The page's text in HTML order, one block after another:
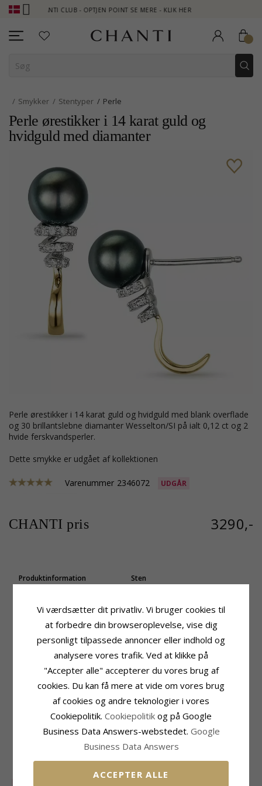
CHANTI CLUB - OPTJEN POINT SE MERE - KLIK HER
Smykker Stentyper Perle
Perle ørestikker i 14 karat guld og
hvidguld med diamanter
perle ørestikker i 14 karat guld og hvidguld med blank overflade
og 30 brillantslebne diamanter Wesselton/SI på ialt 0,12 ct og 2
hvide ferskvandsperler.
Dette smykke er udgået af kollektionen
Varenummer 2346072 UDGÅR
CHANTI pris 3290,-
Produktinformation
Ædelmetal:
14 Karat Guld Og Hvidguld
Overflade: Blank
Sten
Sten: Diamant
Diamant Farve:Wesselton
Diamant Klarhed: SI
Farve:Hvid
Ferskvandsperle
Størrelse
Bredde:6,8 mm
Dybde: 6,8 mm
Leveringstid
Leveringstid:2-3 Hverdage
MEST SOLGTE I KATEGORIEN
Vi værdsætter dit privatliv. Vi bruger cookies til
at forbedre din browseroplevelse, vise dig
personligt tilpassede annoncer eller indhold og
analysere vores trafik. Ved at klikke på
"Accepter alle" accepterer du vores brug af
cookies. Du kan få mere at vide om vores brug
af cookies og andre teknologier i vores
Cookiepolitik. Cookiepolitik og på Google
Business Data Answers-webstedet. Google
Business Data Answers
ACCEPTER ALLE